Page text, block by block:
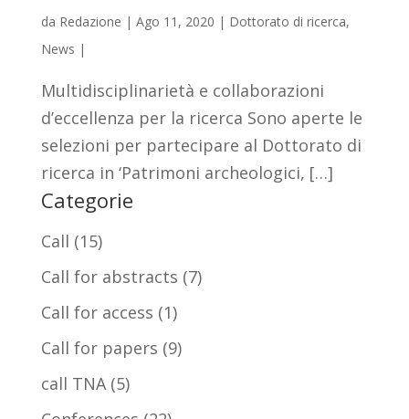
da Redazione | Ago 11, 2020 | Dottorato di ricerca,
News |
Multidisciplinarietà e collaborazioni
d’eccellenza per la ricerca Sono aperte le
selezioni per partecipare al Dottorato di
ricerca in ‘Patrimoni archeologici, […]
Categorie
Call (15)
Call for abstracts (7)
Call for access (1)
Call for papers (9)
call TNA(5)